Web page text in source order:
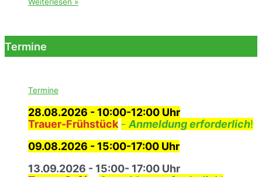
e
t
v
r
e
I
l
b
e
r
s
J
u
b
i
l
ä
Termine
Termine
28.08.2026 - 10:00-12:00 Uhr
Trauer-Frühstück -Anmeldung erforderlich!
09.08.2026 - 15:00-17:00 Uhr
13.09.2026 - 15:00- 17:00 Uhr